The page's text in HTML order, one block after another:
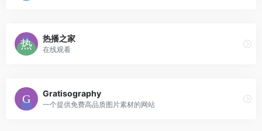
热播之家
在线观看
Gratisography
一个提供免费高品质图片素材的网站